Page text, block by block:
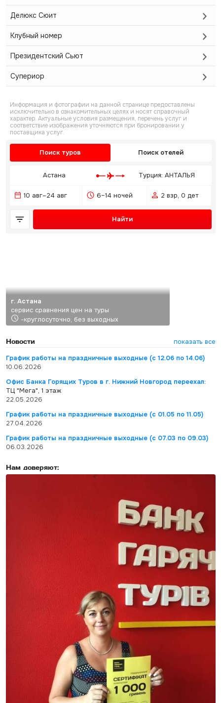
Делюкс Сюит
Клубный номер
Президентский Сьют
Супериор
Информация и фотографии на данной странице предоставлены
исключительно в ознакомительных целях и носят справочный
характер. Актуальные условия размещения, перечень услуг и
соответствие изображения уточняются при бронировании у
поставщика услуг.
Поиск туров Поиск отелей
Астана Турция: АНТАЛЬЯ
10 авг–24 авг 6–14 ночей 2 взр, 0 дет
Найти
г. Астана
сервис сравнения цен на туры
-круглосуточно, без выходных
Новости
показать все
График работы на праздничные выходные (с 12.06 по 14.06)
10.06.2026
Офис Банка Горящих Туров в г. Нижний Новгород переехал:
ТЦ "Мега", 1 этаж
22.05.2026
График работы на праздничные выходные (с 01.05 по 11.05)
27.04.2026
График работы на праздничные выходные (с 07.03 по 09.03)
06.03.2026
Нам доверяют: